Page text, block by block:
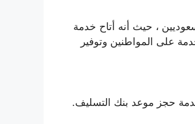
، حيث أنه أتاح خدمة
على المواطنين وتوفير
خدمة حجز موعد بنك التسليف.